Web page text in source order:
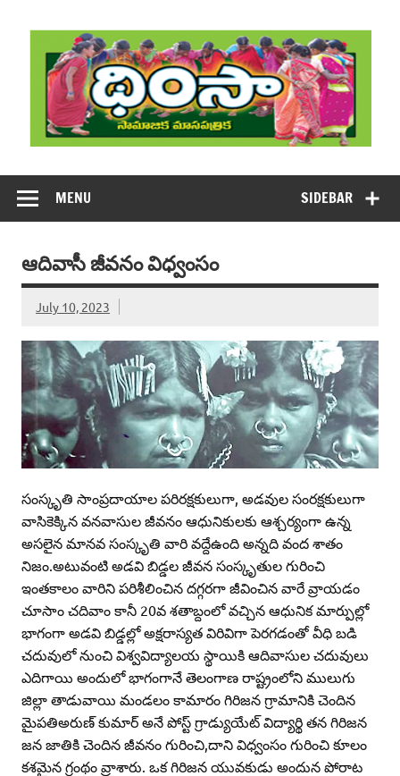
content
DHIMSA
SIDEBAR
MENU
ఆదివాసీ జీవనం విధ్వంసం
July 10, 2023
సంస్కృతి సాంప్రదాయాల పరిరక్షకులుగా, అడవుల సంరక్షకులుగా
వాసికెక్కిన వనవాసుల జీవనం ఆధునికులకు ఆశ్చర్యంగా ఉన్న
అసలైన మానవ సంస్కృతి వారి వద్దేఉంది అన్నది వంద శాతం
నిజం.అటువంటి అడవి బిడ్డల జీవన సంస్కృతుల గురించి
ఇంతకాలం వారిని పరిశీలించిన దగ్గరగా జీవించిన వారే వ్రాయడం
చూసాం చదివాం కానీ 20వ శతాబ్దంలో వచ్చిన ఆధునిక మార్పుల్లో
భాగంగా అడవి బిడ్డల్లో అక్షరాస్యత విరివిగా పెరగడంతో వీధి బడి
చదువులో నుంచి విశ్వవిద్యాలయ స్థాయికి ఆదివాసుల చదువులు
ఎదిగాయి అందులో భాగంగానే తెలంగాణ రాష్ట్రంలోని ములుగు
జిల్లా తాడువాయి మండలం కామారం గిరిజన గ్రామానికి చెందిన
మైపతిఅరుణ్‌ కుమార్‌ అనే పోస్ట్‌ గ్రాడ్యుయేట్‌ విద్యార్థి తన గిరిజన
జన జాతికి చెందిన జీవనం గురించి,దాని విధ్వంసం గురించి కూలం
కశమైన గ్రంథం వ్రాశారు. ఒక గిరిజన యువకుడు అందున పోరాట